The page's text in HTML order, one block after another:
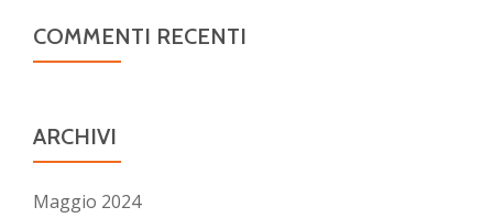
COMMENTI RECENTI
ARCHIVI
Maggio 2024